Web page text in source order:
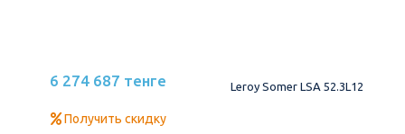
6 274 687 тенге
Получить скидку
Leroy Somer LSA 52.3L12